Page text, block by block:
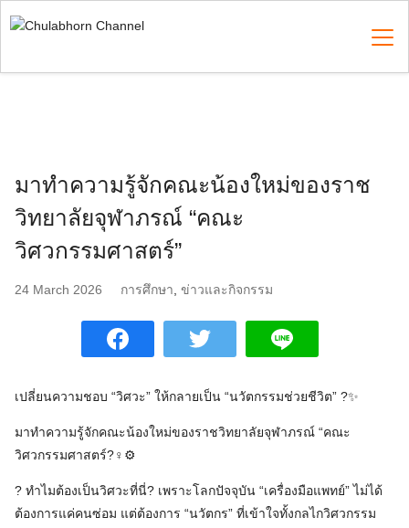
to
มาทำความรู้จักคณะน้องใหม่ของราช
วิทยาลัยจุฬาภรณ์ “คณะ
วิศวกรรมศาสตร์”
24 March 2026 การศึกษา ข่าวและกิจกรรม
เปลี่ยนความชอบ “วิศวะ” ให้กลายเป็น “นวัตกรรมช่วยชีวิต” ?✨
มาทำความรู้จักคณะน้องใหม่ของราชวิทยาลัยจุฬาภรณ์ “คณะ
วิศวกรรมศาสตร์?‍♀️⚙️
? ทำไมต้องเป็นวิศวะที่นี่? เพราะโลกปัจจุบัน “เครื่องมือแพทย์” ไม่ได้
ต้องการแค่คนซ่อม แต่ต้องการ “นวัตกร” ที่เข้าใจทั้งกลไกวิศวกรรม